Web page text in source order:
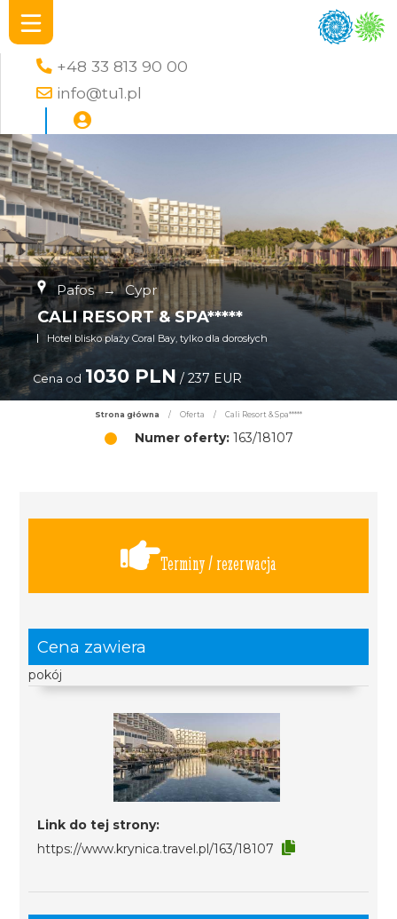
+48 33 813 90 00
info@tu1.pl
Pafos → Cypr
CALI RESORT & SPA*****
Hotel blisko plaży Coral Bay, tylko dla dorosłych
Cena od 1030 PLN / 237 EUR
Strona główna / Oferta / Cali Resort & Spa*****
Numer oferty:163/18107
Terminy / rezerwacja
Cena zawiera
pokój
Link do tej strony:
https://www.krynica.travel.pl/163/18107